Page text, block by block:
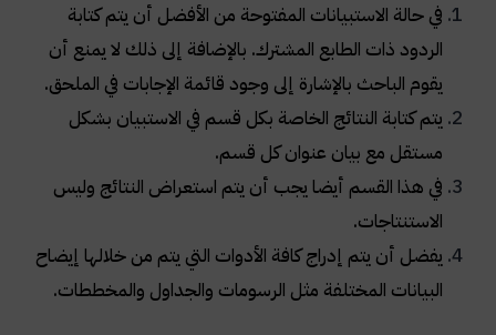
في حالة الاستبيانات المفتوحة من الأفضل أن يتم كتابة
الردود ذات الطابع المشترك. بالإضافة إلى ذلك لا يمنع أن
يقوم الباحث بالإشارة إلى وجود قائمة الإجابات في الملحق.
يتم كتابة النتائج الخاصة بكل قسم في الاستبيان بشكل
مستقل مع بيان عنوان كل قسم.
في هذا القسم أيضا يجب أن يتم استعراض النتائج وليس
الاستنتاجات.
يفضل أن يتم إدراج كافة الأدوات التي يتم من خلالها إيضاح
البيانات المختلفة مثل الرسومات والجداول والمخططات.